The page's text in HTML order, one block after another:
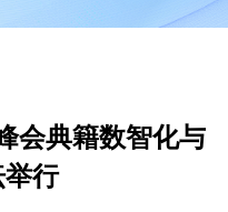
会典籍数智化与
行